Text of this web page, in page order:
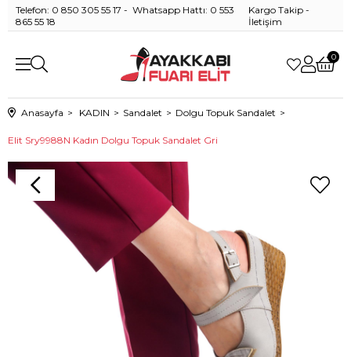
Telefon: 0 850 305 55 17 - Whatsapp Hattı: 0 553
865 55 18
Kargo Takip -
İletişim
0
Anasayfa KADIN Sandalet Dolgu Topuk Sandalet
Elit Sry9988N Kadın Dolgu Topuk Sandalet Gri